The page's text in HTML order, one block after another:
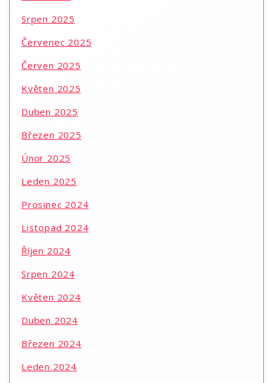
Srpen 2025
Červenec 2025
Červen 2025
Květen 2025
Duben 2025
Březen 2025
Únor 2025
Leden 2025
Prosinec 2024
Listopad 2024
Říjen 2024
Srpen 2024
Květen 2024
Duben 2024
Březen 2024
Leden 2024